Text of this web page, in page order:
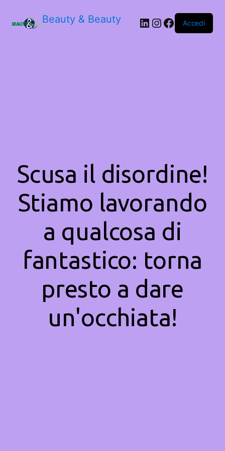
Beauty & Beauty LinkedIn
Instagram
Facebook
Accedi
Scusa il disordine!
Stiamo lavorando
a qualcosa di
fantastico: torna
presto a dare
un'occhiata!